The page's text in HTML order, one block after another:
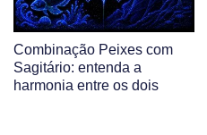
Combinação Peixes com
Sagitário: entenda a
harmonia entre os dois